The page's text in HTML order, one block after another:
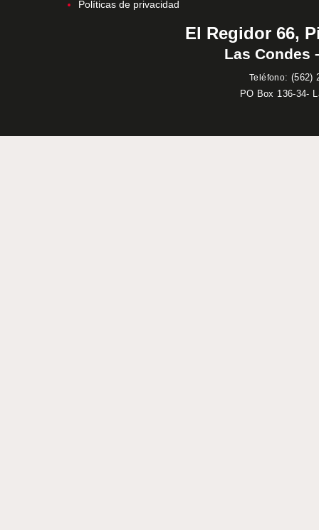
Políticas de privacidad
El Regidor 66,
Las Condes
Teléfono: (562)
PO Box 136-34-